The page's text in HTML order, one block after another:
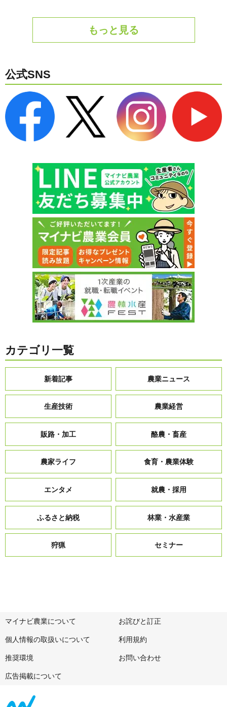
もっと見る
公式SNS
カテゴリ一覧
新着記事 農業ニュース
生産技術 農業経営
販路・加工 酪農・畜産
農家ライフ 食育・農業体験
エンタメ 就農・採用
ふるさと納税 林業・水産業
狩猟 セミナー
マイナビ農業について お詫びと訂正
個人情報の取扱いについて 利用規約
推奨環境 お問い合わせ
広告掲載について